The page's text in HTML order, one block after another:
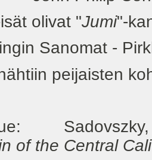
olivat "Jumi"-
Sanomat -
peijaisten
Sadovszky,
of the Central